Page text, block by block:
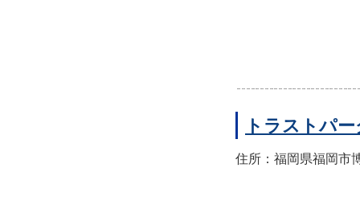
トラストパ
住所：福岡県福岡市